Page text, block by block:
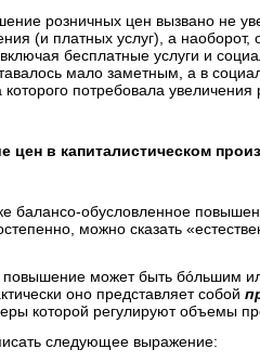
розничных цен вызвано не
(и платных услуг), а наоборот,
бесплатные услуги и
мало заметным, а в
потребовала увеличения
в капиталистическом
балансо-обусловленное
можно сказать
повышение может быть бóльшим
оно представляет собой
которой регулируют объемы
следующее выражение: